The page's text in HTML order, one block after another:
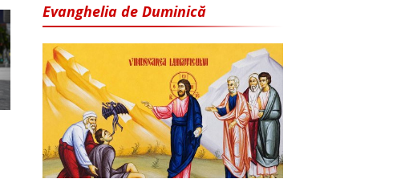
Evanghelia de Duminică